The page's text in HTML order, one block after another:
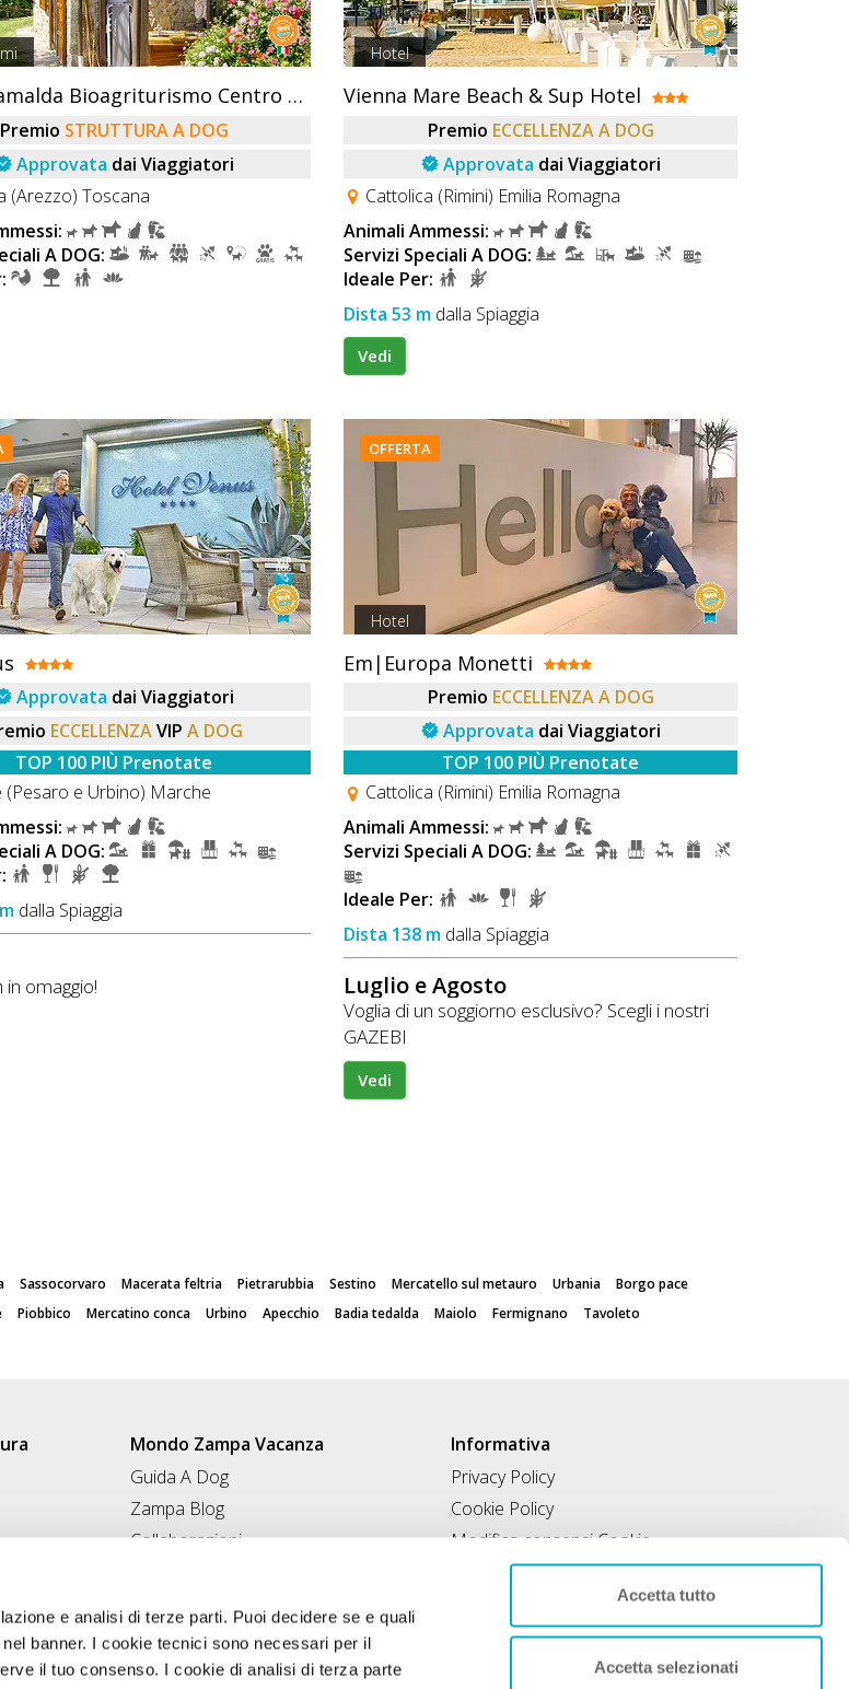
e analisi di terze parti. Puoi decidere se e quali
banner. I cookie tecnici sono necessari per il
il tuo consenso. I cookie di analisi di terza parte
Accetta tutto
Accetta selezionati
Casale Camalda Bioagriturismo Centro Escursionistico
Premio STRUTTURA A DOG
Approvata dai Viaggiatori
(Arezzo) Toscana
A DOG:
Hotel
Vienna Mare Beach & Sup Hotel
Premio ECCELLENZA A DOG
Approvata dai Viaggiatori
Cattolica (Rimini) Emilia Romagna
Animali Ammessi:
Servizi Speciali A DOG:
Ideale Per:
Dista 53 m dalla Spiaggia
Vedi
Approvata dai Viaggiatori
ECCELLENZA VIP A DOG
TOP 100 PIÙ Prenotate
(Pesaro e Urbino) Marche
A DOG:
dalla Spiaggia
in omaggio!
OFFERTA
Hotel
Em|Europa Monetti
Premio ECCELLENZA A DOG
Approvata dai Viaggiatori
TOP 100 PIÙ Prenotate
Cattolica (Rimini) Emilia Romagna
Animali Ammessi:
Servizi Speciali A DOG:
Ideale Per:
Dista 138 m dalla Spiaggia
Luglio e Agosto
Voglia di un soggiorno esclusivo? Scegli i nostri
GAZEBI
Vedi
Sassocorvaro Macerata feltria Pietrarubbia Sestino Mercatello sul metauro Urbania
Borgo pace
Piobbico Mercatino conca Urbino Apecchio Badia tedalda Maiolo Fermignano
Tavoleto
Mondo Zampa Vacanza
Guida A Dog
Zampa Blog
Collaborazioni
Informativa
Privacy Policy
Cookie Policy
Modifica consensi Cookie
Condizioni di utilizzo
Contratto di inclusione